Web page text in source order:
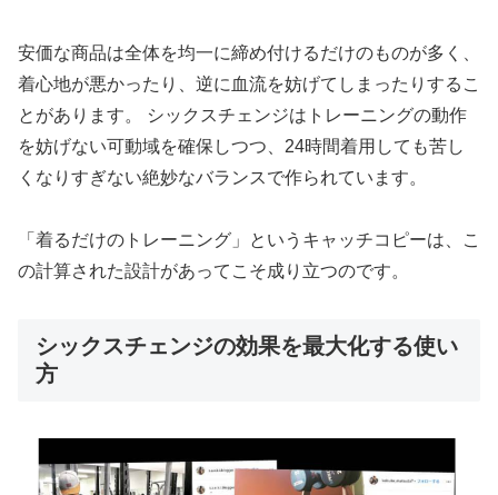
安価な商品は全体を均一に締め付けるだけのものが多く、
着心地が悪かったり、逆に血流を妨げてしまったりするこ
とがあります。 シックスチェンジはトレーニングの動作
を妨げない可動域を確保しつつ、24時間着用しても苦し
くなりすぎない絶妙なバランスで作られています。
「着るだけのトレーニング」というキャッチコピーは、こ
の計算された設計があってこそ成り立つのです。
シックスチェンジの効果を最大化する使い
方